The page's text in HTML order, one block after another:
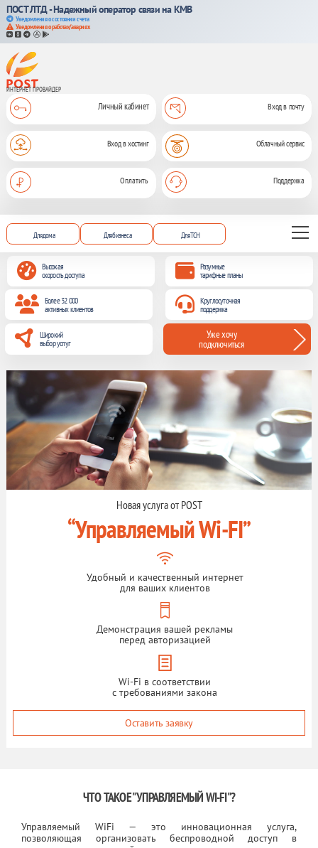
ПОСТ ЛТД - Надежный оператор связи на КМВ
Уведомления о состоянии счета
Уведомления о работах/авариях
ИНТЕРНЕТ ПРОВАЙДЕР
Личный кабинет Вход в почту
Вход в хостинг Облачный сервис
Оплатить Поддержка
Для дома Для бизнеса Для ТСН
Высокая
скорость доступа
Разумные
тарифные планы
Более 32 000
активных клиентов
Круглосуточная
поддержка
Широкий
выбор услуг
Уже хочу
подключиться
Новая услуга от POST
“Управляемый Wi-FI”
Удобный и качественный интернет
для ваших клиентов
Демонстрация вашей рекламы
перед авторизацией
Wi-Fi в соответствии
с требованиями закона
Оставить заявку
ЧТО ТАКОЕ "УПРАВЛЯЕМЫЙ WI-FI"?
Управляемый WiFi — это инновационная услуга,
позволяющая организовать беспроводной доступ в